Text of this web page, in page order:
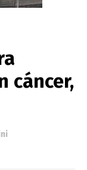
cáncer,